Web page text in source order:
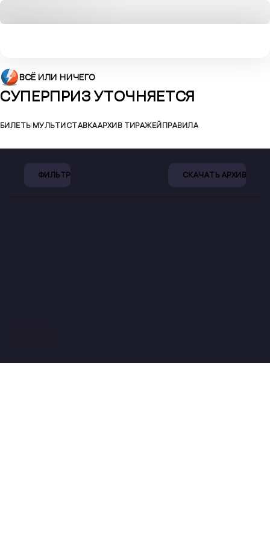
ВСЁ ИЛИ НИЧЕГО
СУПЕРПРИЗУТОЧНЯЕТСЯ
БИЛЕТЫ МУЛЬТИСТАВКААРХИВ ТИРАЖЕЙ ПРАВИЛА
ФИЛЬТР СКАЧАТЬ АРХИВ